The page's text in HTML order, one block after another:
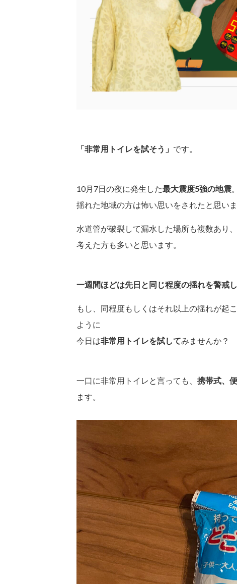
「非常用トイレを試そう」 です。
10月7日の夜に発生した最大震度5強の地震。
揺れた地域の方は怖い思いをされたと思いま
水道管が破裂して漏水した場所も複数あり、
考えた方も多いと思います。
一週間ほどは先日と同じ程度の揺れを警戒
もし、同程度もしくはそれ以上の揺れが起
ように
今日は非常用トイレを試してみませんか？
一口に非常用トイレと言っても、 携帯式、
ます。